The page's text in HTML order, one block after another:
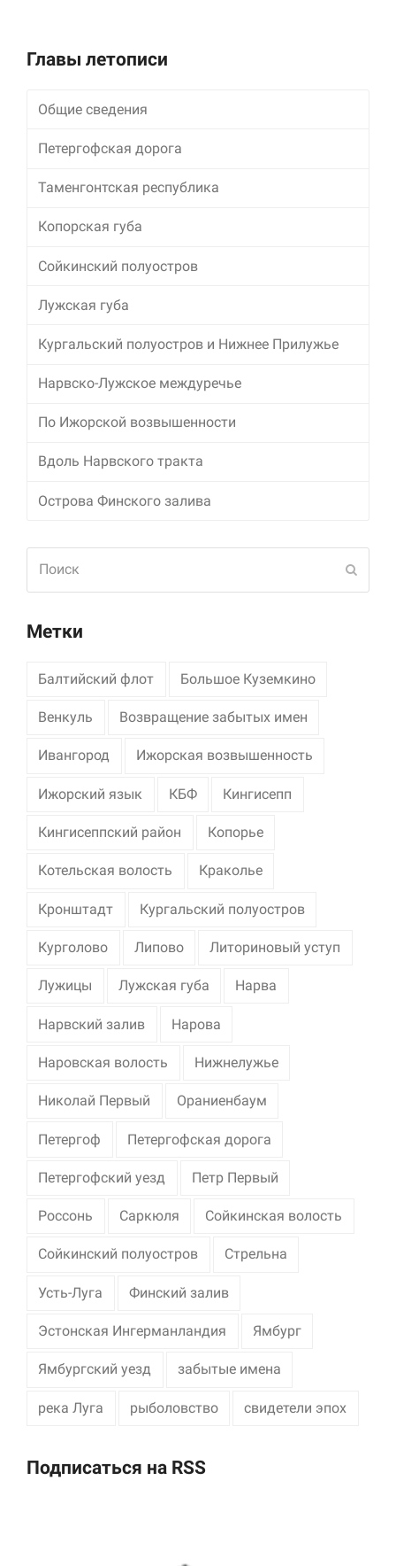
Главы летописи
Общие сведения
Петергофская дорога
Таменгонтская республика
Копорская губа
Сойкинский полуостров
Лужская губа
Кургальский полуостров и Нижнее Прилужье
Нарвско-Лужское междуречье
По Ижорской возвышенности
Вдоль Нарвского тракта
Острова Финского залива
Метки
Балтийский флот Большое Куземкино
Венкуль Возвращение забытых имен
Ивангород Ижорская возвышенность
Ижорский язык КБФ Кингисепп
Кингисеппский район Копорье
Котельская волость Краколье
Кронштадт Кургальский полуостров
Курголово Липово Литориновый уступ
Лужицы Лужская губа Нарва
Нарвский залив Нарова
Наровская волость Нижнелужье
Николай Первый Ораниенбаум
Петергоф Петергофская дорога
Петергофский уезд Петр Первый
Россонь Саркюля Сойкинская волость
Сойкинский полуостров Стрельна
Усть-Луга Финский залив
Эстонская Ингерманландия Ямбург
Ямбургский уезд забытые имена
река Луга рыболовство свидетели эпох
Подписаться на RSS
сайта.
Делясь своими
будете получать
персонализированный
предложения.